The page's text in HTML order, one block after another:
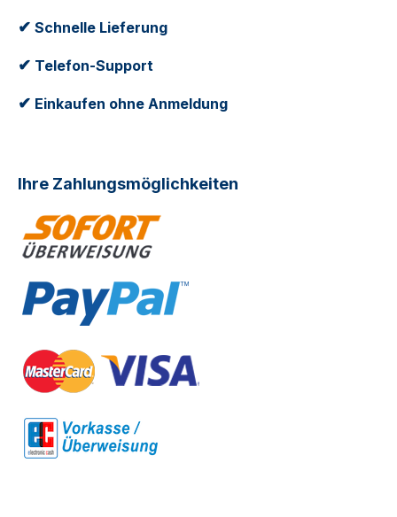
✔ Schnelle Lieferung
✔ Telefon-Support
✔ Einkaufen ohne Anmeldung
Ihre Zahlungsmöglichkeiten